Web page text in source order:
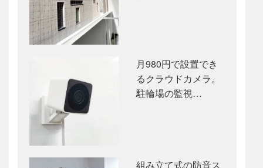
月980円で設置でき
るクラウドカメラ。
駐輪場の監視…
組み立て式の防音ス